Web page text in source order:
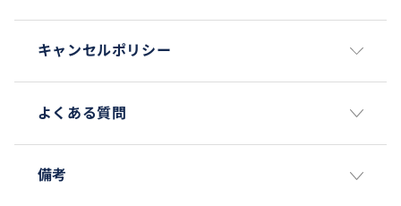
キャンセルポリシー
よくある質問
備考